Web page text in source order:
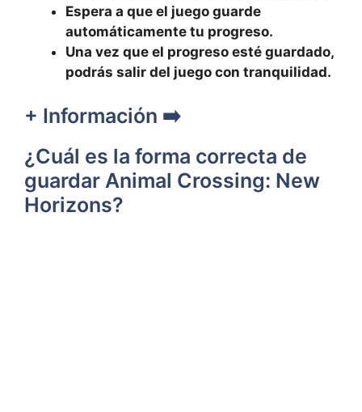
Espera a que el juego guarde
automáticamente tu progreso.
Una vez que el progreso esté guardado,
podrás salir del juego con tranquilidad.
+ Información ➡️
¿Cuál⁢ es la ‌forma​ correcta de
guardar Animal Crossing: New
Horizons?